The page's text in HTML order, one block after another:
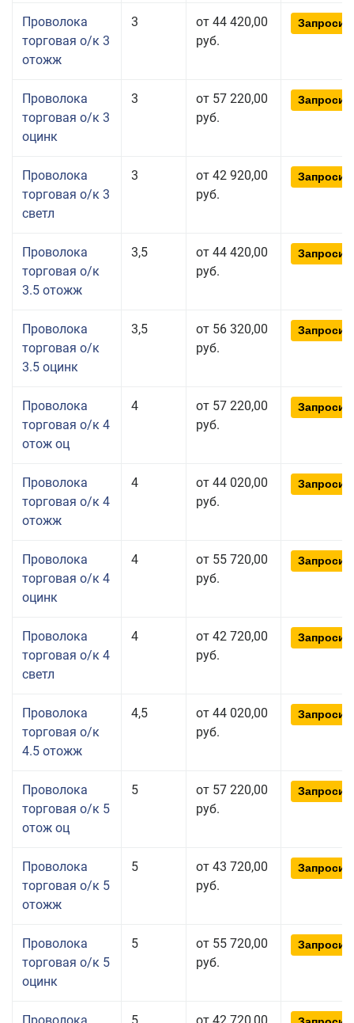
Проволока
торговая о/к 3
отожж
3
от 44 420,00
руб.
Проволока
торговая о/к 3
оцинк
3
от 57 220,00
руб.
Проволока
торговая о/к 3
светл
3
от 42 920,00
руб.
Проволока
торговая о/к
3.5 отожж
3,5
от 44 420,00
руб.
Проволока
торговая о/к
3.5 оцинк
3,5
от 56 320,00
руб.
Проволока
торговая о/к 4
отож оц
4
от 57 220,00
руб.
Проволока
торговая о/к 4
отожж
4
от 44 020,00
руб.
Проволока
торговая о/к 4
оцинк
4
от 55 720,00
руб.
Проволока
торговая о/к 4
светл
4
от 42 720,00
руб.
Проволока
торговая о/к
4.5 отожж
4,5
от 44 020,00
руб.
Проволока
торговая о/к 5
отож оц
5
от 57 220,00
руб.
Проволока
торговая о/к 5
отожж
5
от 43 720,00
руб.
Проволока
торговая о/к 5
оцинк
5
от 55 720,00
руб.